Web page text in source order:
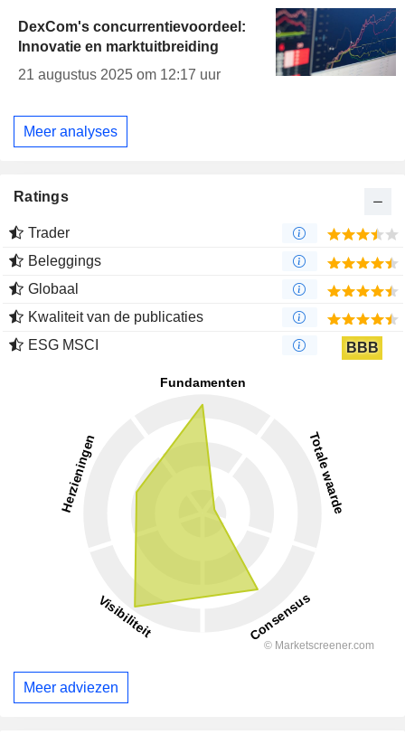
DexCom's concurrentievoordeel:
Innovatie en marktuitbreiding
21 augustus 2025 om 12:17 uur
Meer analyses
Ratings
Trader
Beleggings
Globaal
Kwaliteit van de publicaties
ESG MSCI
BBB
Meer adviezen